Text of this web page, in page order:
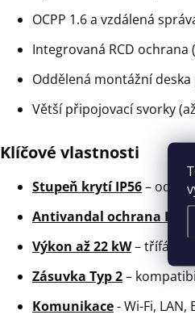
OCPP 1.6 a vzdálená
Integrovaná RCD
Oddělená montážní
Větší připojovací svorky
Klíčové vlastnosti
Stupeň krytí IP56–
Antivandal ochrana IK10
Výkon až 22 kW– třífázové
Zásuvka Typ 2–
Komunikace- Wi-Fi,